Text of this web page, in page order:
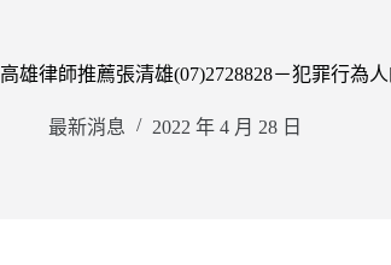
高雄律師推薦張清雄(07)2728828－犯罪行為
最新消息 2022 年 4 月 28 日